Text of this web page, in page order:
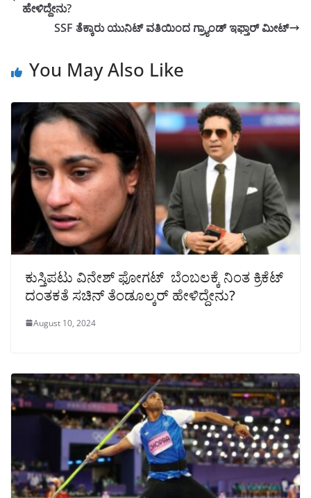
ಹೇಳಿದ್ದೇನು?
SSF ತೆಕ್ಕಾರು ಯುನಿಟ್ ವತಿಯಿಂದ ಗ್ರ್ಯಾಂಡ್ ಇಫ್ತಾರ್ ಮೀಟ್
You May Also Like
ಕುಸ್ತಿಪಟು ವಿನೇಶ್ ಫೋಗಟ್ ಬೆಂಬಲಕ್ಕೆ ನಿಂತ ಕ್ರಿಕೆಟ್
ದಂತಕತೆ ಸಚಿನ್ ತೆಂಡೂಲ್ಕರ್ ಹೇಳಿದ್ದೇನು?
August 10, 2024